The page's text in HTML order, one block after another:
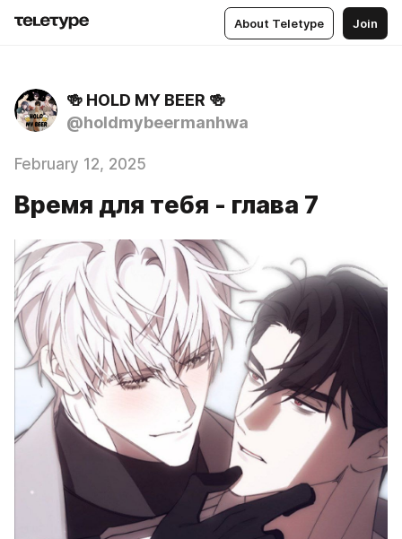
About Teletype Join
🍻 HOLD MY BEER 🍻
@holdmybeermanhwa
February 12, 2025
Время для тебя - глава 7